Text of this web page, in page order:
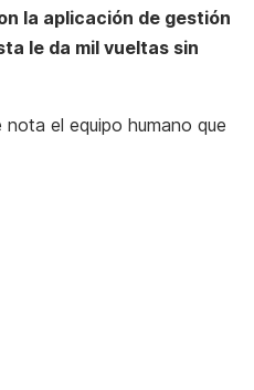
la aplicación de gestión
le da mil vueltas sin
el equipo humano que